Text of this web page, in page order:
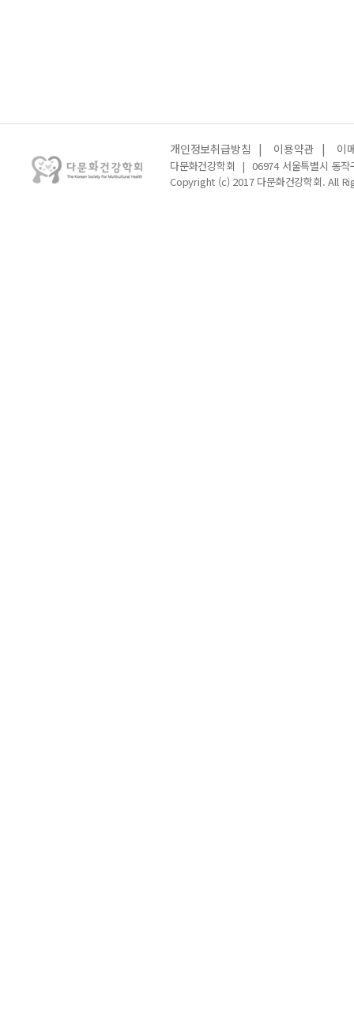
개인정보취급방침 | 이용약관 | 이
다문화건강학회 | 06974 서울특별시 동
Copyright (c) 2017 다문화건강학회. All